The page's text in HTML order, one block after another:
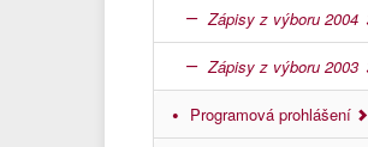
Zápisy z výboru 2004
Zápisy z výboru 2003
Programová prohlášení